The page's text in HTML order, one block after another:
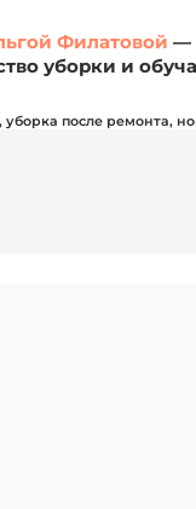
Филатовой —
уборки и
после ремонта,